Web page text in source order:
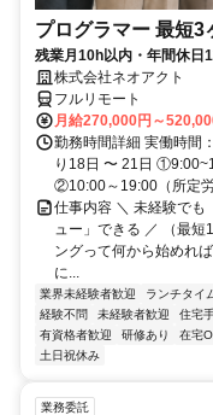
プログラマー 最短3
残業月10h以内・年間休日
株式会社ネオアクト
フルリモート
月給270,000円～
勤務時間詳細 実働時間
り18日 〜 21日
②10:00～19:00（所定労
仕事内容 ＼ 未経験でも
ュー」できる ／ （最
ングって何から始めれ
に...
業界未経験者歓迎 ランチタイ
経験不問
未経験者歓迎 住宅
有資格者歓迎
研修あり 在宅
土日祝休み
業務委託